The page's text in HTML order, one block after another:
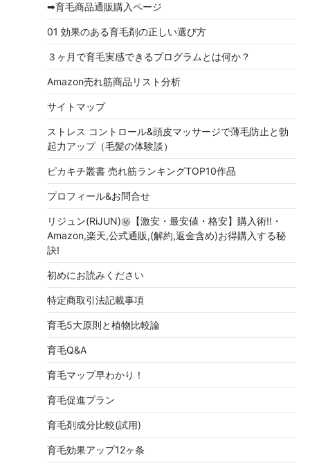
➡育毛商品通販購入ページ
01 効果のある育毛剤の正しい選び方
３ヶ月で育毛実感できるプログラムとは何か？
Amazon売れ筋商品リスト分析
サイトマップ
ストレス コントロール&頭皮マッサージで薄毛防止と勃
起力アップ（毛髪の体験談）
ピカキチ叢書 売れ筋ランキングTOP10作品
プロフィール&お問合せ
リジュン(RiJUN)㊙【激安・最安値・格安】購入術!!・
Amazon,楽天,公式通販,(解約,返金含め)お得購入する秘
訣!
初めにお読みください
特定商取引法記載事項
育毛5大原則と植物比較論
育毛Q&A
育毛マップ早わかり！
育毛促進プラン
育毛剤成分比較(試用)
育毛効果アップ12ヶ条